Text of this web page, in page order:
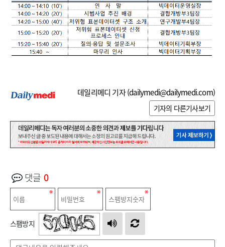
데일리메디 기자 (dailymedi@dailymedi.com)
기자의 다른기사보기
댓글 0
스팸방지